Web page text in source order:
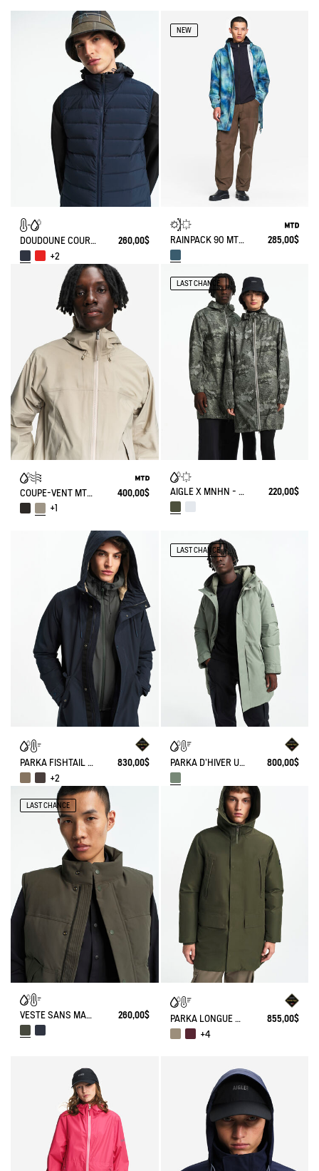
DOUDOUNE COURTE T-KIT SANS MANCHE DÉPERLANTE AVEC MATELASSAGE EN DUVETS ET PLUMES
260,00$
+2
NEW
RAINPACK 90 MTD® & UV-C® MIXTE IMPRIMÉ 285,00$
COUPE-VENT MTD® 3 COUCHES TOUCHER COTON COURT ET LÉGER À CAPUCHE AVEC POCHES ZIPPÉES
400,00$
+1
LAST CHANCE
AIGLE X MNHN - RAINPACK 90 : PARKA MIXTE COUPE-VENT IMPERMÉABLE, COURTE ET PLIABLE 220,00$
PARKA FISHTAIL GORE-TEX® MATELASSÉE AVEC CAPUCHE DOUBLÉE SHERPA
830,00$
+2
LAST CHANCE
PARKA D'HIVER ULTRA CHAUDE EN GORE-TEX® 800,00$
LAST CHANCE
VESTE SANS MANCHES MATELASSÉE 260,00$ PARKA LONGUE GORE-TEX® À CAPUCHE AVEC MATELASSAGE EN DUVETS ET PLUMES
855,00$
+4